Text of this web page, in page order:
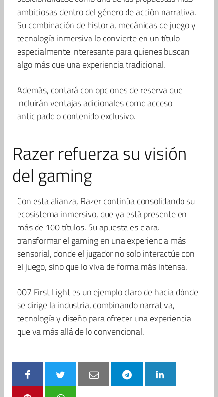
ambiciosas dentro del género de acción narrativa.
Su combinación de historia, mecánicas de juego y
tecnología inmersiva lo convierte en un título
especialmente interesante para quienes buscan
algo más que una experiencia tradicional.
Además, contará con opciones de reserva que
incluirán ventajas adicionales como acceso
anticipado o contenido exclusivo.
Razer refuerza su visión
del gaming
Con esta alianza, Razer continúa consolidando su
ecosistema inmersivo, que ya está presente en
más de 100 títulos. Su apuesta es clara:
transformar el gaming en una experiencia más
sensorial, donde el jugador no solo interactúe con
el juego, sino que lo viva de forma más intensa.
007 First Light es un ejemplo claro de hacia dónde
se dirige la industria, combinando narrativa,
tecnología y diseño para ofrecer una experiencia
que va más allá de lo convencional.